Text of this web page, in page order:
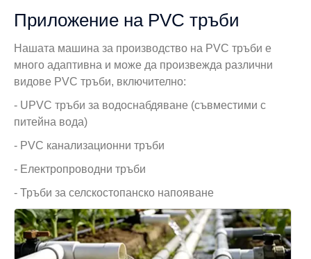
Приложение на PVC тръби
Нашата машина за производство на PVC тръби е
много адаптивна и може да произвежда различни
видове PVC тръби, включително:
- UPVC тръби за водоснабдяване (съвместими с
питейна вода)
- PVC канализационни тръби
- Електропроводни тръби
- Тръби за селскостопанско напояване